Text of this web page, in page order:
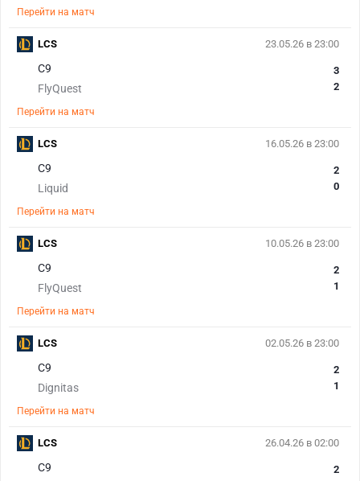
Перейти на матч
23.05.26 в 23:00
C9
FlyQuest
3
2
Перейти на матч
LCS
16.05.26 в 23:00
C9
Liquid
2
0
Перейти на матч
LCS
10.05.26 в 23:00
C9
FlyQuest
2
1
Перейти на матч
LCS
02.05.26 в 23:00
C9
Dignitas
2
1
Перейти на матч
LCS
26.04.26 в 02:00
C9
2
LCS